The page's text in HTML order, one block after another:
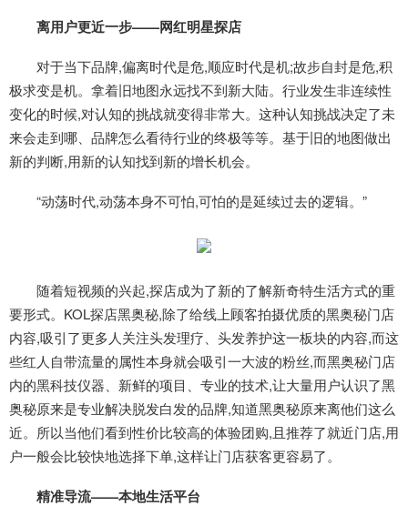
离用户更近一步——网红明星探店
对于当下品牌,偏离时代是危,顺应时代是机;故步自封是危,积
极求变是机。拿着旧地图永远找不到新大陆。行业发生非连续性
变化的时候,对认知的挑战就变得非常大。这种认知挑战决定了未
来会走到哪、品牌怎么看待行业的终极等等。基于旧的地图做出
新的判断,用新的认知找到新的增长机会。
“动荡时代,动荡本身不可怕,可怕的是延续过去的逻辑。”
随着短视频的兴起,探店成为了新的了解新奇特生活方式的重
要形式。KOL探店黑奥秘,除了给线上顾客拍摄优质的黑奥秘门店
内容,吸引了更多人关注头发理疗、头发养护这一板块的内容,而这
些红人自带流量的属性本身就会吸引一大波的粉丝,而黑奥秘门店
内的黑科技仪器、新鲜的项目、专业的技术,让大量用户认识了黑
奥秘原来是专业解决脱发白发的品牌,知道黑奥秘原来离他们这么
近。所以当他们看到性价比较高的体验团购,且推荐了就近门店,用
户一般会比较快地选择下单,这样让门店获客更容易了。
精准导流——本地生活平台